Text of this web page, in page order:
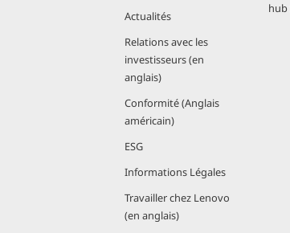
Actualités
Relations avec les
investisseurs (en
anglais)
Conformité (Anglais
américain)
ESG
Informations Légales
Travailler chez Lenovo
(en anglais)
hub